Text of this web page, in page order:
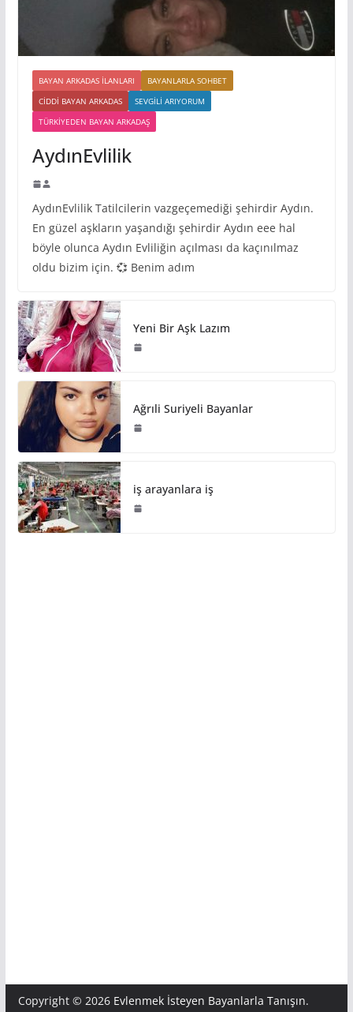
BAYAN ARKADAS ILANLARI
BAYANLARLA SOHBET
CIDDI BAYAN ARKADAS
SEVGILI ARIYORUM
TÜRKIYEDEN BAYAN ARKADAŞ
AydınEvlilik
AydınEvlilik Tatilcilerin vazgeçemediği şehirdir Aydın.
En güzel aşkların yaşandığı şehirdir Aydın eee hal
böyle olunca Aydın Evliliğin açılması da kaçınılmaz
oldu bizim için. 💞 Benim adım
Yeni Bir Aşk Lazım
Ağrıli Suriyeli Bayanlar
iş arayanlara iş
Copyright © 2026 Evlenmek İsteyen Bayanlarla Tanışın.